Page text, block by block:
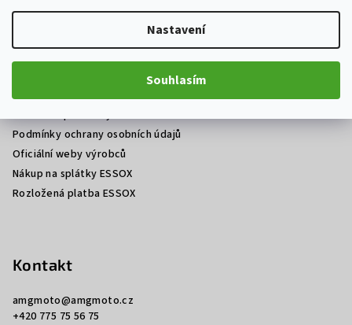
Nastavení
Souhlasím
Informace pro vás
Prodej a servis motocyklů Ostrava
Jak nakupovat
Obchodní podmínky
Podmínky ochrany osobních údajů
Oficiální weby výrobců
Nákup na splátky ESSOX
Rozložená platba ESSOX
Kontakt
amgmoto@amgmoto.cz
+420 775 75 56 75